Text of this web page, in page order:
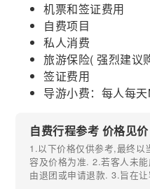
机票和签证费用
自费项目
私人消费
旅游保险( 强烈建议
签证费用
导游小费：每人每
自费行程参考 价格见
1.以下价格仅供参考,最终以
容及价格为准. 2.若客人未
由退团或申请退款. 3.旨在